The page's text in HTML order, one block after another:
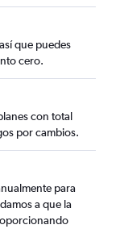
que puedes
cero.
con total
por cambios.
para
a que la